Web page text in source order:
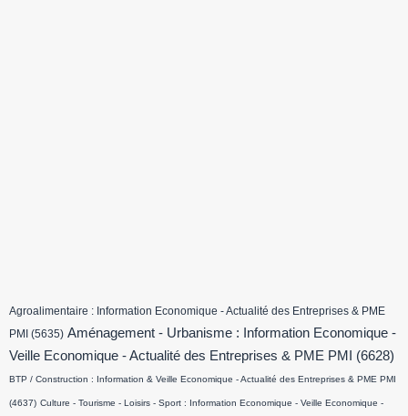
Agroalimentaire : Information Economique - Actualité des Entreprises & PME
PMI (5635) Aménagement - Urbanisme : Information Economique -
Veille Economique - Actualité des Entreprises & PME PMI
(6628)
BTP / Construction : Information & Veille Economique - Actualité des Entreprises & PME PMI
(4637) Culture - Tourisme - Loisirs - Sport : Information Economique - Veille Economique -